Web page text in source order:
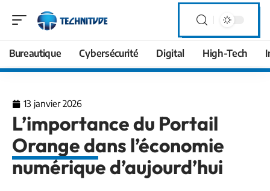
Bureautique Cybersécurité Digital High-Tech
13 janvier 2026
L’importance du Portail
Orange dans l’économie
numérique d’aujourd’hui